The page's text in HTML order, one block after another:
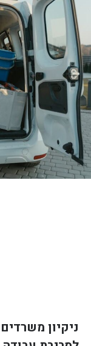
ניקיון